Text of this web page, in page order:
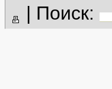
| Поиск: